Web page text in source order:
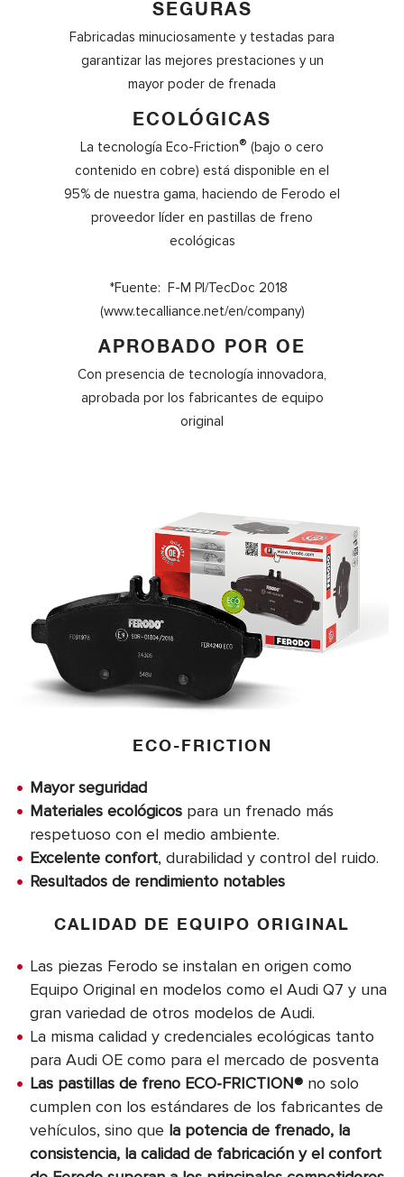
SEGURAS
Fabricadas minuciosamente y testadas para
garantizar las mejores prestaciones y un
mayor poder de frenada
ECOLÓGICAS
La tecnología Eco-Friction® (bajo o cero
contenido en cobre) está disponible en el
95% de nuestra gama, haciendo de Ferodo el
proveedor líder en pastillas de freno
ecológicas
*Fuente: F-M PI/TecDoc 2018
(www.tecalliance.net/en/company)
APROBADO POR OE
Con presencia de tecnología innovadora,
aprobada por los fabricantes de equipo
original
ECO-FRICTION
Mayor seguridad
Materiales ecológicos para un frenado más
respetuoso con el medio ambiente.
Excelente confort, durabilidad y control del ruido.
Resultados de rendimiento notables
CALIDAD DE EQUIPO ORIGINAL
Las piezas Ferodo se instalan en origen como
Equipo Original en modelos como el Audi Q7 y una
gran variedad de otros modelos de Audi.
La misma calidad y credenciales ecológicas tanto
para Audi OE como para el mercado de posventa
Las pastillas de freno ECO-FRICTION® no solo
cumplen con los estándares de los fabricantes de
vehículos, sino que la potencia de frenado, la
consistencia, la calidad de fabricación y el confort